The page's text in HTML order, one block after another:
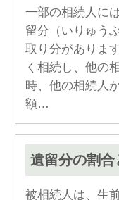
一部の相続人に
留分（いりゅう
取り分がありま
く相続し、他の
時、他の相続人
額…
遺留分の割合
被相続人は、生